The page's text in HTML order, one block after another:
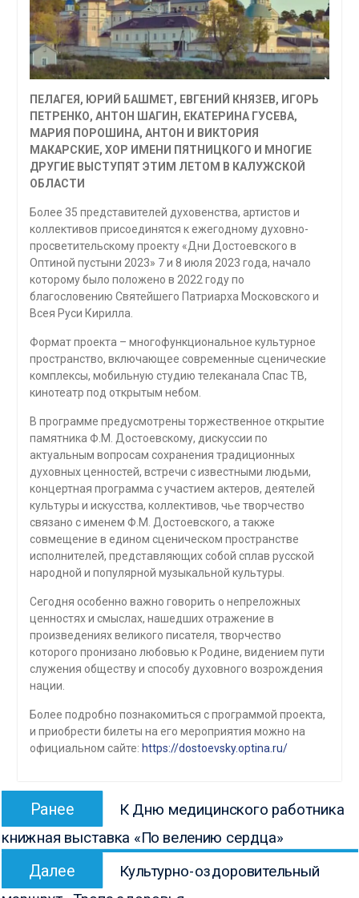
ПЕЛАГЕЯ, ЮРИЙ БАШМЕТ, ЕВГЕНИЙ КНЯЗЕВ, ИГОРЬ
ПЕТРЕНКО, АНТОН ШАГИН, ЕКАТЕРИНА ГУСЕВА,
МАРИЯ ПОРОШИНА, АНТОН И ВИКТОРИЯ
МАКАРСКИЕ, ХОР ИМЕНИ ПЯТНИЦКОГО И МНОГИЕ
ДРУГИЕ ВЫСТУПЯТ ЭТИМ ЛЕТОМ В КАЛУЖСКОЙ
ОБЛАСТИ
Более 35 представителей духовенства, артистов и
коллективов присоединятся к ежегодному духовно-
просветительскому проекту «Дни Достоевского в
Оптиной пустыни 2023» 7 и 8 июля 2023 года, начало
которому было положено в 2022 году по
благословению Святейшего Патриарха Московского и
Всея Руси Кирилла.
Формат проекта – многофункциональное культурное
пространство, включающее современные сценические
комплексы, мобильную студию телеканала Спас ТВ,
кинотеатр под открытым небом.
В программе предусмотрены торжественное открытие
памятника Ф.М. Достоевскому, дискуссии по
актуальным вопросам сохранения традиционных
духовных ценностей, встречи с известными людьми,
концертная программа с участием актеров, деятелей
культуры и искусства, коллективов, чье творчество
связано с именем Ф.М. Достоевского, а также
совмещение в едином сценическом пространстве
исполнителей, представляющих собой сплав русской
народной и популярной музыкальной культуры.
Сегодня особенно важно говорить о непреложных
ценностях и смыслах, нашедших отражение в
произведениях великого писателя, творчество
которого пронизано любовью к Родине, видением пути
служения обществу и способу духовного возрождения
нации.
Более подробно познакомиться с программой проекта,
и приобрести билеты на его мероприятия можно на
официальном сайте: https://dostoevsky.optina.ru/
Навигация
записям
Ранее
запись:
К Дню медицинского работника
книжная выставка «По велению сердца»
Далее
запись:
Культурно-оздоровительный